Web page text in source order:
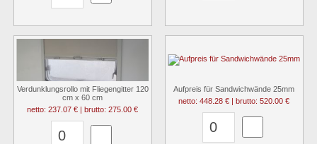
Verdunklungsrollo mit Fliegengitter 120
cm x 60 cm
netto: 237.07 € | brutto: 275.00 €
Aufpreis für Sandwichwände 25mm
netto: 448.28 € | brutto: 520.00 €